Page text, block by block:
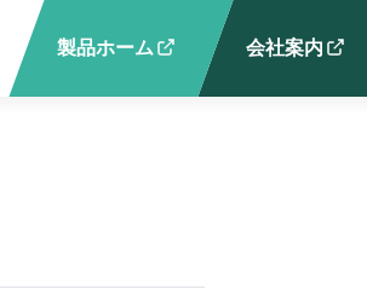
製品ホーム 会社案内